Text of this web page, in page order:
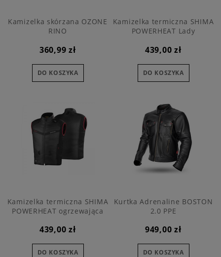
Kamizelka skórzana OZONE
RINO
360,99 zł
DO KOSZYKA
Kamizelka termiczna SHIMA
POWERHEAT Lady
439,00 zł
DO KOSZYKA
Kamizelka termiczna SHIMA
POWERHEAT ogrzewająca
439,00 zł
DO KOSZYKA
Kurtka Adrenaline BOSTON
2.0 PPE
949,00 zł
DO KOSZYKA